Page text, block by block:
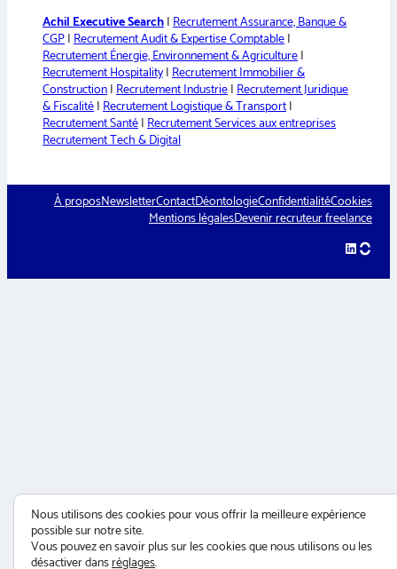
Achil Executive Search|Recrutement Assurance, Banque &
CGP|Recrutement Audit & Expertise Comptable|
Recrutement Énergie, Environnement & Agriculture|
Recrutement Hospitality|Recrutement Immobilier &
Construction|Recrutement Industrie|Recrutement Juridique
& Fiscalité|Recrutement Logistique & Transport|
Recrutement Santé|Recrutement Services aux entreprises
Recrutement Tech & Digital
À proposNewsletterContactDéontologieConfidentialitéCookies
Mentions légalesDevenir recruteur freelance
LinkedIn
Nous utilisons des cookies pour vous offrir la meilleure expérience
possible sur notre site.
Vous pouvez en savoir plus sur les cookies que nous utilisons ou les
désactiver dansréglages.